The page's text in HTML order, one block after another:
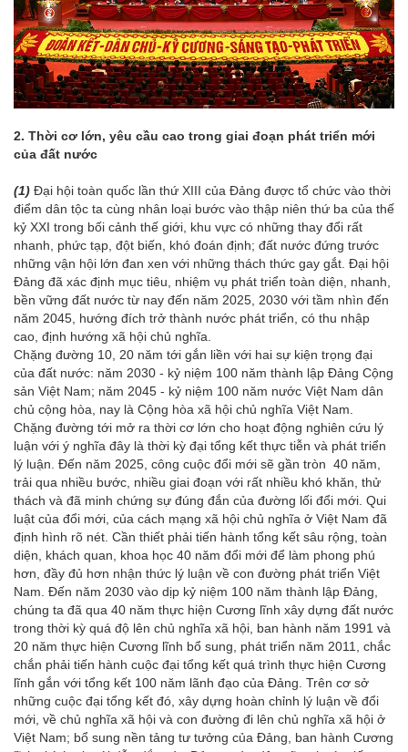
2. Thời cơ lớn, yêu cầu cao trong giai đoạn phát triển mới
của đất nước
(1) Đại hội toàn quốc lần thứ XIII của Đảng được tổ chức vào thời
điểm dân tộc ta cùng nhân loại bước vào thập niên thứ ba của thế
kỷ XXI trong bối cảnh thế giới, khu vực có những thay đổi rất
nhanh, phức tạp, đột biến, khó đoán định; đất nước đứng trước
những vận hội lớn đan xen với những thách thức gay gắt. Đại hội
Đảng đã xác định mục tiêu, nhiệm vụ phát triển toàn diện, nhanh,
bền vững đất nước từ nay đến năm 2025, 2030 với tầm nhìn đến
năm 2045, hướng đích trở thành nước phát triển, có thu nhập
cao, định hướng xã hội chủ nghĩa.
Chặng đường 10, 20 năm tới gắn liền với hai sự kiện trọng đại
của đất nước: năm 2030 - kỷ niệm 100 năm thành lập Đảng Cộng
sản Việt Nam; năm 2045 - kỷ niệm 100 năm nước Việt Nam dân
chủ cộng hòa, nay là Cộng hòa xã hội chủ nghĩa Việt Nam.
Chặng đường tới mở ra thời cơ lớn cho hoạt động nghiên cứu lý
luận với ý nghĩa đây là thời kỳ đại tổng kết thực tiễn và phát triển
lý luận. Đến năm 2025, công cuộc đổi mới sẽ gần tròn 40 năm,
trải qua nhiều bước, nhiều giai đoạn với rất nhiều khó khăn, thử
thách và đã minh chứng sự đúng đắn của đường lối đổi mới. Qui
luật của đổi mới, của cách mạng xã hội chủ nghĩa ở Việt Nam đã
định hình rõ nét. Cần thiết phải tiến hành tổng kết sâu rộng, toàn
diện, khách quan, khoa học 40 năm đổi mới để làm phong phú
hơn, đầy đủ hơn nhận thức lý luận về con đường phát triển Việt
Nam. Đến năm 2030 vào dịp kỷ niệm 100 năm thành lập Đảng,
chúng ta đã qua 40 năm thực hiện Cương lĩnh xây dựng đất nước
trong thời kỳ quá độ lên chủ nghĩa xã hội, ban hành năm 1991 và
20 năm thực hiện Cương lĩnh bổ sung, phát triển năm 2011, chắc
chắn phải tiến hành cuộc đại tổng kết quá trình thực hiện Cương
lĩnh gắn với tổng kết 100 năm lãnh đạo của Đảng. Trên cơ sở
những cuộc đại tổng kết đó, xây dựng hoàn chỉnh lý luận về đổi
mới, về chủ nghĩa xã hội và con đường đi lên chủ nghĩa xã hội ở
Việt Nam; bổ sung nền tảng tư tưởng của Đảng, ban hành Cương